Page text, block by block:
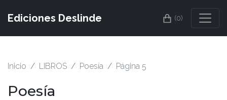
Ediciones Deslinde (0)
Inicio LIBROS Poesía Página 5
Poesía